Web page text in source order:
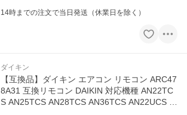
14時までの注文で当日発送（休業日を除く）
ダイキン
【互換品】ダイキン エアコン リモコン ARC47
8A31 互換リモコン DAIKIN 対応機種 AN22TC
S AN25TCS AN28TCS AN36TCS AN22UCS 他